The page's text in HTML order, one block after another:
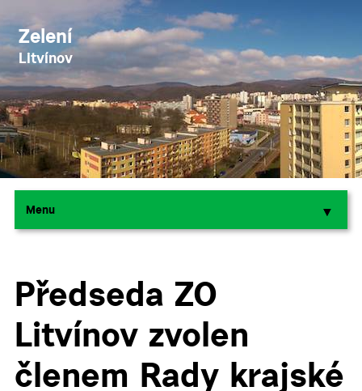
Zelení
Litvínov
Menu ▼
▼
Předseda ZO
Litvínov zvolen
členem Rady krajské